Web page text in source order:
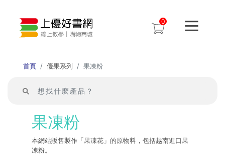
0
首頁 優果系列 果凍粉
果凍粉
本網站販售製作「果凍花」的原物料，包括越南進口果
凍粉。